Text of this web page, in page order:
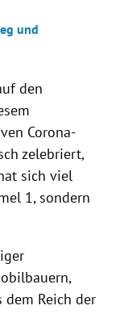
und
den
Corona-
zelebriert,
sich viel
1, sondern
Reich der